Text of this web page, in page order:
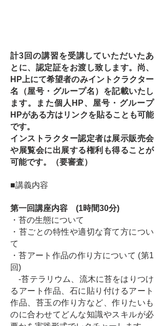
計3回の講習を受講していただいたあ
とに、認定証をお渡し致します。尚、
HP上にて希望者のみイントクラクター
名（屋号・グループ名）を記載いたし
ます。また個人HP、屋号・グループ
HPがある方はリンクを貼ることも可能
です。
​インストラクター認定者は展示販売会
や展覧会に出展する権利も得ることが
可能です。（要審査）
■講義内容
第一回講座内容 (1時間30分)
・苔の生態について
・苔ごとの特性や適切な育て方につい
て
・苔アート作品の作り方について (第1
回)
-苔テラリウム、流木に苔をはりつけ
るアート作品、石に貼り付けるアート
作品、苔玉の作り方など、作りたいも
のに合わせてどんな知識やスキルが必